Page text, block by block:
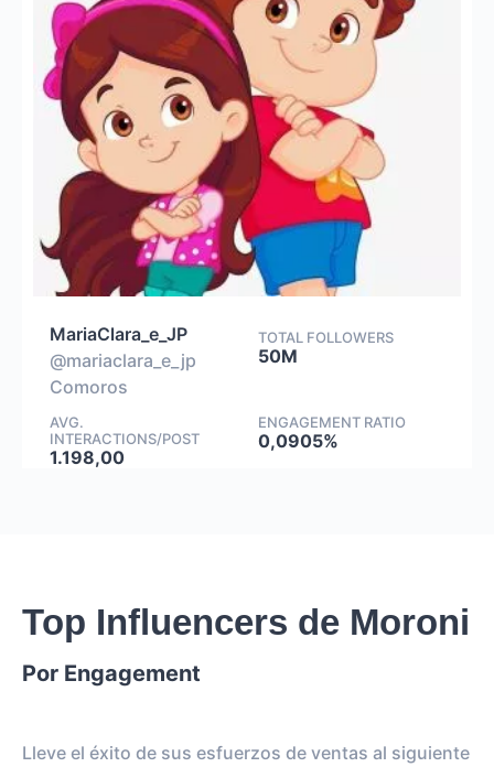
MariaClara_e_JP
@mariaclara_e_jp
Comoros
TOTAL FOLLOWERS
50M
AVG.
INTERACTIONS/POST
1.198,00
ENGAGEMENT RATIO
0,0905%
Top Influencers de Moroni
Por Engagement
Lleve el éxito de sus esfuerzos de ventas al siguiente